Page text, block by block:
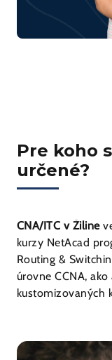
Pre koho
určené?
CNA/ITC v Žiline
kurzy NetAcad
Routing &
úrovne CCNA,
kustomizovaných